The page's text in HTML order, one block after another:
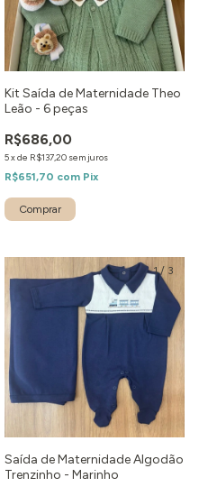
Kit Saída de Maternidade Theo
Leão - 6 peças
R$686,00
5xde R$137,20 sem juros
R$651,70 com Pix
Comprar
1/ 3
Saída de Maternidade Algodão
Trenzinho - Marinho